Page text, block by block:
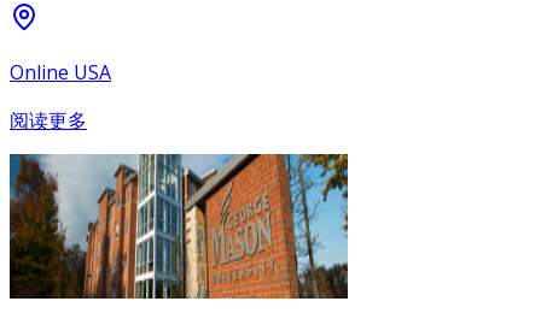
Online USA
阅读更多